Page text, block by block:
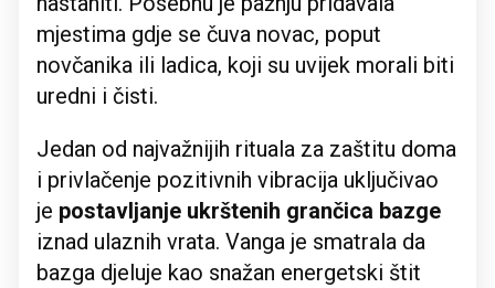
mjestima gdje se čuva novac, poput
novčanika ili ladica, koji su uvijek morali biti
uredni i čisti.
Jedan od najvažnijih rituala za zaštitu doma
i privlačenje pozitivnih vibracija uključivao
je postavljanje ukrštenih grančica bazge
iznad ulaznih vrata. Vanga je smatrala da
bazga djeluje kao snažan energetski štit